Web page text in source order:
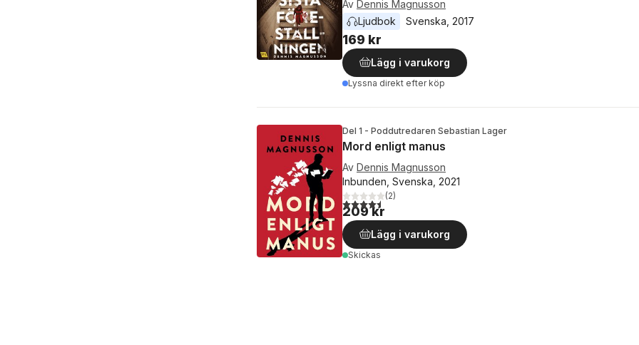
Av Dennis Magnusson
Ljudbok
Svenska 2017
169 kr
Lägg i varukorg
Lyssna direkt efter köp
Del 1 - Poddutredaren Sebastian Lager
Mord enligt manus
Av Dennis Magnusson
Inbunden, Svenska, 2021
4,5utav 5 stjärnor. Totalt antal röster:
(2)
209 kr
Lägg i varukorg
Skickas